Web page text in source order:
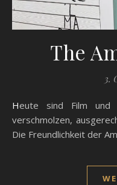
The
3.
Heute sind Film und Realität einen kurzen Moment
verschmolzen,
Die Freundlichkeit der